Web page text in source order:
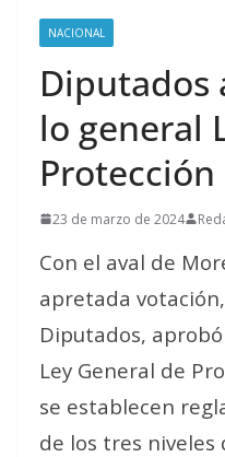
NACIONAL
Diputados
lo general
Protección
23 de marzo de 2024
Con el aval de
apretada
Diputados,
Ley General de
se establecen
de los tres niveles